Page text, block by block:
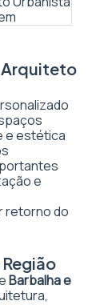
Arquiteto
e estética
e
retorno do
Barbalha e